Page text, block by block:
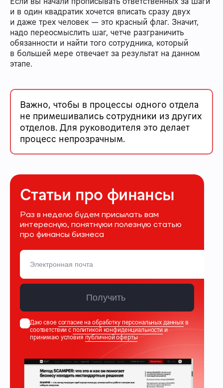
и в один квадратик хочется вписать сразу двух
и даже трех человек — это красный флаг. Значит,
надо переосмыслить шаг, четче разграничить
обязанности и найти того сотрудника, который
в большей мере отвечает за результат на данном
этапе.
Важно, чтобы в процессы одного отдела
не примешивались сотрудники из других
отделов. Для руководителя это делает
процесс непрозрачным.
Статьи про финансы
Раз в неделю будем присылать вам
интересную, понятнуюи полезную статью
про финансы бизнеса
Получить
Даю свое согласие на обработку персональных данных в
соответствии сполитикой конфиденциальностии
принимаю условияпубличной оферты